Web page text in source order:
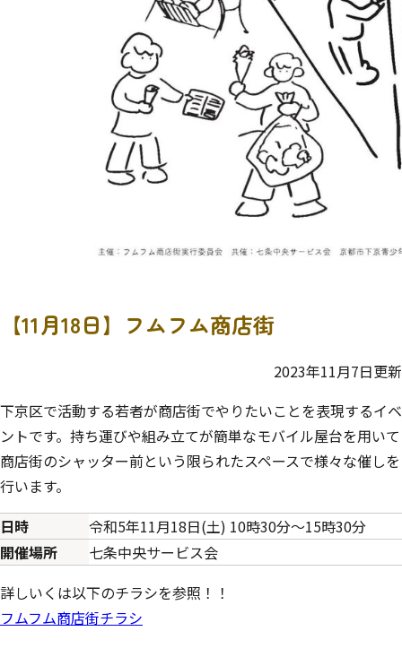
【11月18日】フムフム商店街
2023年11月7日更新
下京区で活動する若者が商店街でやりたいことを表現するイベ
ントです。持ち運びや組み立てが簡単なモバイル屋台を用いて
商店街のシャッター前という限られたスペースで様々な催しを
行います。
日時
令和5年11月18日(土) 10時30分～15時30分
開催場所
七条中央サービス会
詳しいくは以下のチラシを参照！！
フムフム商店街チラシ